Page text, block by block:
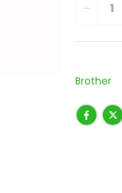
Brother